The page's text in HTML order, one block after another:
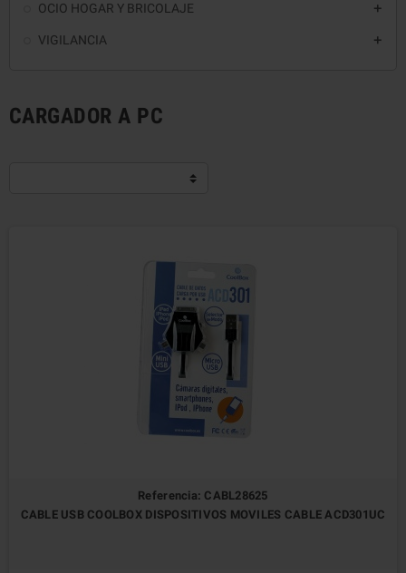
OCIO HOGAR Y BRICOLAJE 
VIGILANCIA 
CARGADOR A PC
Referencia: CABL28625
CABLE USB COOLBOX DISPOSITIVOS MOVILES CABLE ACD301UC